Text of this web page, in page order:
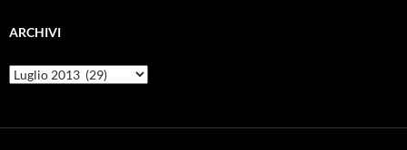
ARCHIVI
Archivi